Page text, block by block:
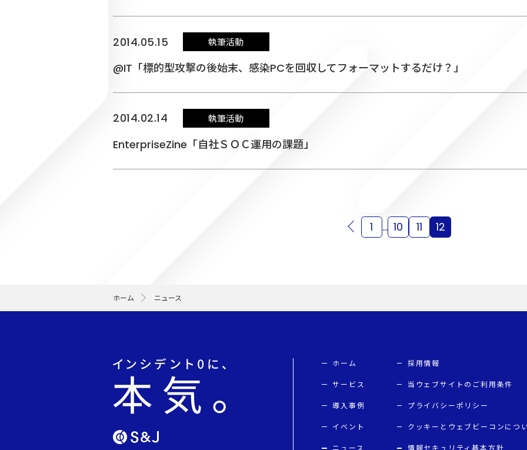
2014.05.15 執筆活動
@IT「標的型攻撃の後始末、感染PCを回収してフォーマットするだけ？」
2014.02.14 執筆活動
EnterpriseZine「自社ＳＯＣ運用の課題」
1 … 10 11 12
ホーム ニュース
ホーム
サービス
導入事例
イベント
ニュース
採用情報
当ウェブサイトのご利用条件
プライバシーポリシー
クッキーとウェブビーコンにつ
情報セキュリティ基本方針